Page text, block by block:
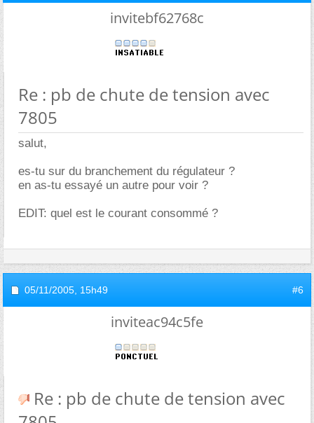
invitebf62768c
Re : pb de chute de tension avec
7805
salut,
es-tu sur du branchement du régulateur ?
en as-tu essayé un autre pour voir ?
EDIT: quel est le courant consommé ?
05/11/2005, 15h49 #6
inviteac94c5fe
Re : pb de chute de tension avec